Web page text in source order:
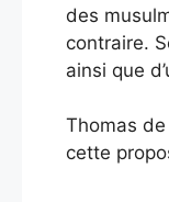
des
contraire.
ainsi que
Thomas
cette